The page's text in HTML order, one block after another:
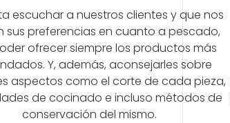
escuchar a nuestros clientes y que nos
sus preferencias en cuanto a pescado,
ofrecer siempre los productos más
Y, además, aconsejarles sobre
aspectos como el corte de cada pieza,
de cocinado e incluso métodos de
conservación del mismo.